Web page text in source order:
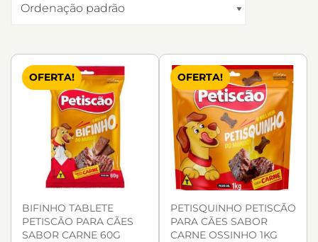
OFERTA!
BIFINHO TABLETE
PETISCÃO PARA CÃES
SABOR CARNE 60G
OFERTA!
PETISQUINHO PETISCÃO
PARA CÃES SABOR
CARNE OSSINHO 1KG